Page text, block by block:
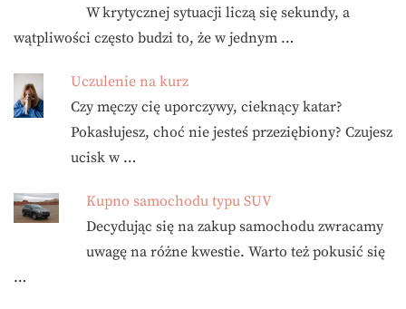
W krytycznej sytuacji liczą się sekundy, a
wątpliwości często budzi to, że w jednym …
Uczulenie na kurz
Czy męczy cię uporczywy, cieknący katar?
Pokasłujesz, choć nie jesteś przeziębiony? Czujesz
ucisk w …
Kupno samochodu typu SUV
Decydując się na zakup samochodu zwracamy
uwagę na różne kwestie. Warto też pokusić się
…